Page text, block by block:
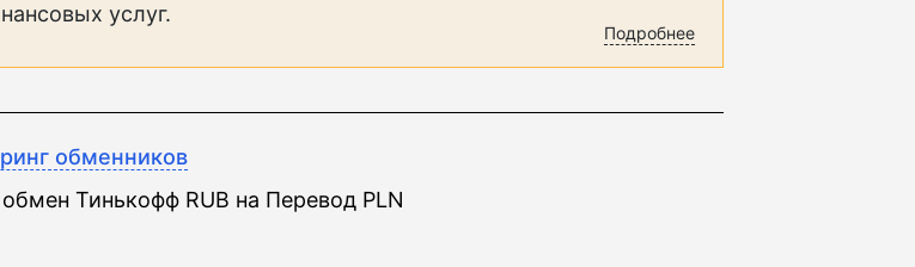
услуг.
Подробнее
обменников
Тинькофф RUB на Перевод PLN